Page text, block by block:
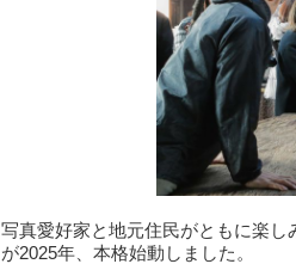
写真愛好家と地元住民がともに楽
が2025年、本格始動しました。